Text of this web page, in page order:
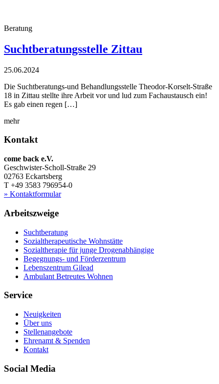
Beratung
Suchtberatungsstelle Zittau
25.06.2024
Die Suchtberatungs-und Behandlungsstelle Theodor-Korselt-Straße
18 in Zittau stellte ihre Arbeit vor und lud zum Fachaustausch ein!
Es gab einen regen […]
mehr
Kontakt
come back e.V.
Geschwister-Scholl-Straße 29
02763 Eckartsberg
T +49 3583 796954-0
» Kontaktformular
Arbeitszweige
Suchtberatung
Sozialtherapeutische Wohnstätte
Sozialtherapie für junge Drogenabhängige
Begegnungs- und Förderzentrum
Lebenszentrum Gilead
Ambulant Betreutes Wohnen
Service
Neuigkeiten
Über uns
Stellenangebote
Ehrenamt & Spenden
Kontakt
Social Media